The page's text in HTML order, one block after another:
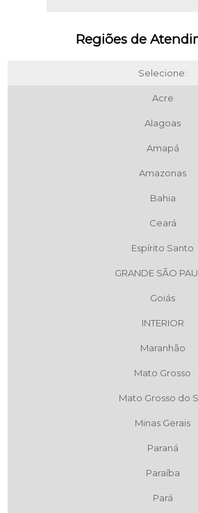
Regiões de
Selecione:
Acre
Alagoas
Amapá
Amazonas
Bahia
Ceará
Espírito Santo
GRANDE SÃO
Goiás
INTERIOR
Maranhão
Mato Grosso
Mato Grosso do
Minas Gerais
Paraná
Paraíba
Pará